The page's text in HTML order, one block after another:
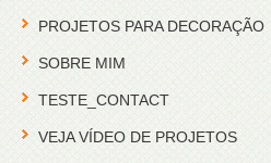
PROJETOS PARA DECORAÇÃO
SOBRE MIM
TESTE_CONTACT
VEJA VÍDEO DE PROJETOS